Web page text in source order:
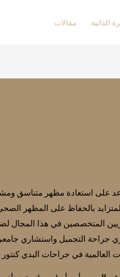
الذاتية مقالات
على استعادة مظهر متناسق
المتزايد بالحفاظ على المظهر
المتخصصين في هذا المجال
جراحة التجميل واستشاري
العالمية في جراحات البدي